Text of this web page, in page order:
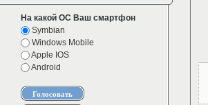
На какой ОС Ваш смартфон
Symbian
Windows Mobile
Apple IOS
Android